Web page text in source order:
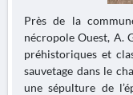
Près de la
nécropole Ouest, A.
préhistoriques et
sauvetage dans le
une sépulture de